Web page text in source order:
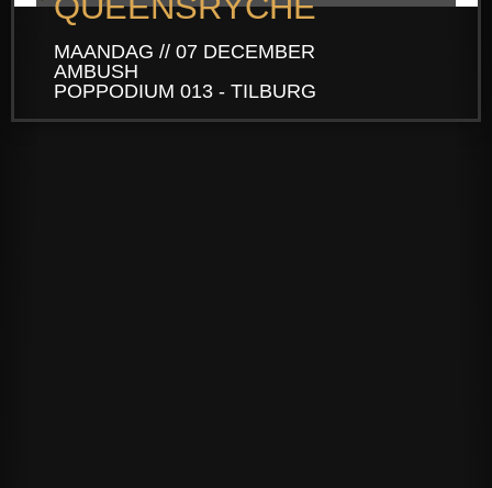
MAANDAG // 07 DECEMBER
AMBUSH
POPPODIUM 013 - TILBURG